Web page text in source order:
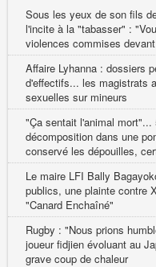
Sous les yeux de son fils
l'incite à la "tabasser" :
violences commises
Affaire Lyhanna : dossiers
d'effectifs... les magistrats
sexuelles sur mineurs
"Ça sentait l'animal
décomposition dans une
conservé les dépouilles,
Le maire LFI Bally
publics, une plainte contre
"Canard Enchaîné"
Rugby : "Nous prions
joueur fidjien évoluant au
grave coup de chaleur